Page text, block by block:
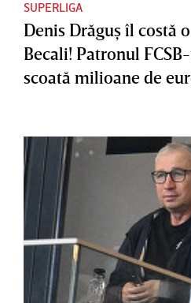
SUPERLIGA
Denis Drăguş îl costă
Becali! Patronul
scoată milioane de